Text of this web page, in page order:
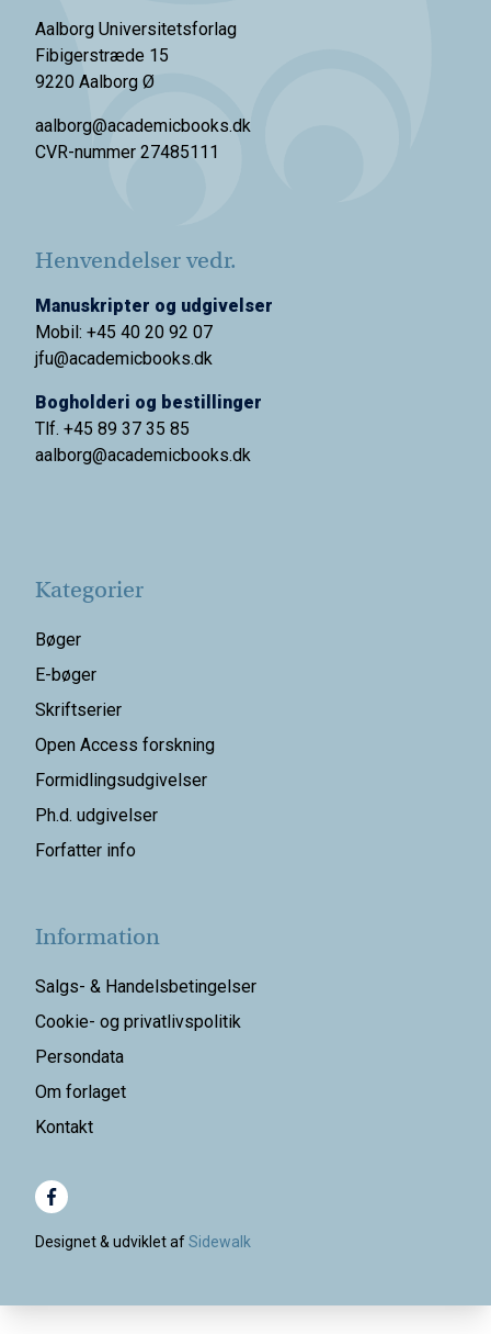
Aalborg Universitetsforlag
Fibigerstræde 15
9220 Aalborg Ø
aalborg@academicbooks.dk
CVR-nummer 27485111
Henvendelser vedr.
Manuskripter og udgivelser
Mobil: +45 40 20 92 07
jfu@academicbooks.dk
Bogholderi og bestillinger
Tlf. +45 89 37 35 85
aalborg@academicbooks.dk
Kategorier
Bøger
E-bøger
Skriftserier
Open Access forskning
Formidlingsudgivelser
Ph.d. udgivelser
Forfatter info
Information
Salgs- & Handelsbetingelser
Cookie- og privatlivspolitik
Persondata
Om forlaget
Kontakt
Designet & udviklet afSidewalk